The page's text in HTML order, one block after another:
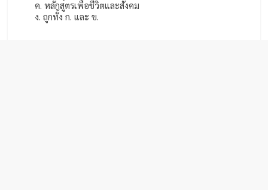
ค. หลักสูตรเพื่อชีวิตและสังคม
ง. ถูกทั้ง ก. และ ข.